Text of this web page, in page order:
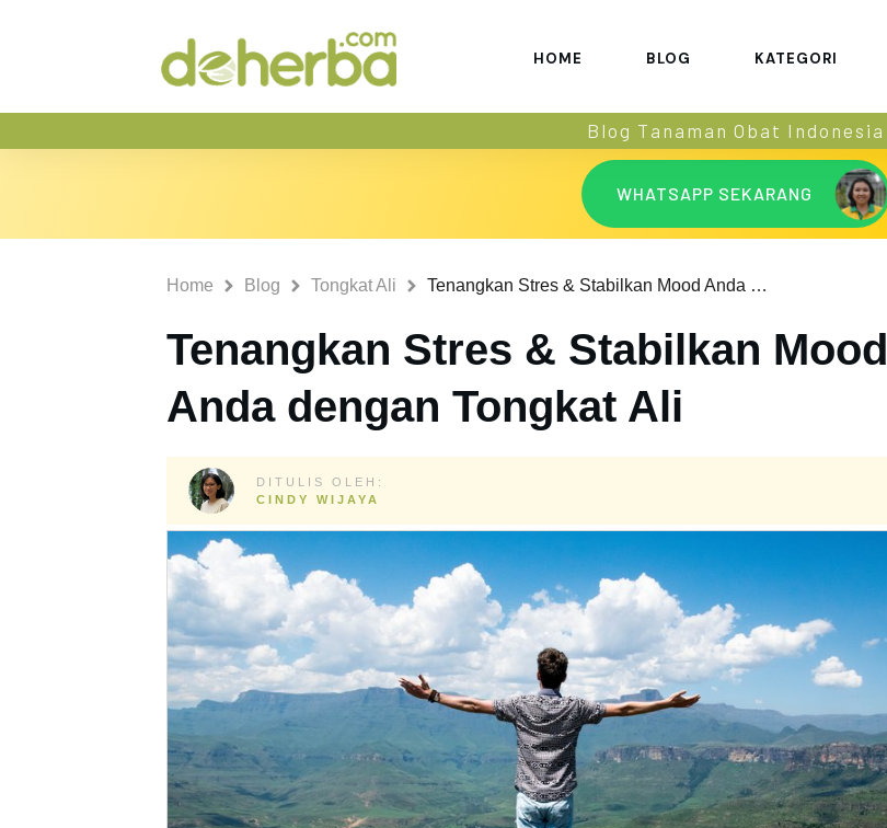
HOME BLOG KATEGORI
Blog Tanaman Obat Indonesia
WHATSAPP SEKARANG
Home Blog Tongkat Ali Tenangkan Stres & Stabilkan Mood Anda dengan Tongkat Ali
Tenangkan Stres & Stabilkan Mood
Anda dengan Tongkat Ali
DITULIS OLEH:
CINDY WIJAYA